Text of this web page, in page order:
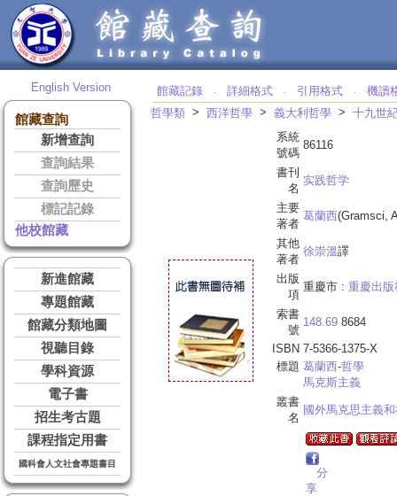
English Version
館藏查詢
新增查詢
查詢結果
查詢歷史
標記記錄
他校館藏
新進館藏
專題館藏
館藏分類地圖
視聽目錄
學科資源
電子書
招生考古題
課程指定用書
國科會人文社會專題書目
館藏記錄 ‧ 詳細格式 ‧ 引用格式 ‧
機讀
哲學類 > 西洋哲學 > 義大利哲學 > 十九世
系統
號碼
86116
書刊
名
实践哲学
主要
著者
葛蘭西(Gramsci,
其他
著者
徐崇溫譯
出版
項
重慶市 : 重慶出版
索書
號
148.69 8684
ISBN 7-5366-1375-X
標題 葛蘭西-哲學
馬克斯主義
叢書
名
國外馬克思主義
分
享